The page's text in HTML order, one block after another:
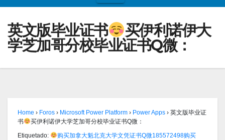
英文版毕业证书
买伊利诺伊大
学芝加哥分校毕业证书Q微：
Home › Foros › Microsoft Power Platform › Power Apps › 英文版毕业证
书
买伊利诺伊大学芝加哥分校毕业证书Q微：
Etiquetado:
购买加拿大魁北克大学文凭证书Q微185572498购买